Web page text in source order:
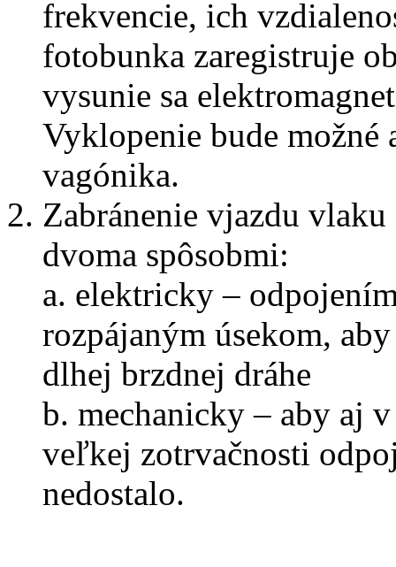
frekvencie, ich
fotobunka zaregistruje
vysunie sa
Vyklopenie bude možné
vagónika.
Zabránenie vjazdu
dvoma spôsobmi:
a. elektricky –
rozpájaným úsekom,
dlhej brzdnej dráhe
b. mechanicky – aby aj
veľkej zotrvačnosti
nedostalo.